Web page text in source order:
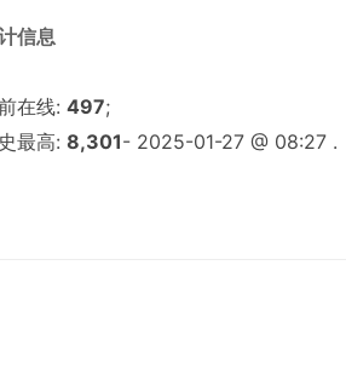
信息
在线: 497;
最高: 8,301- 2025-01-27 @ 08:27 .